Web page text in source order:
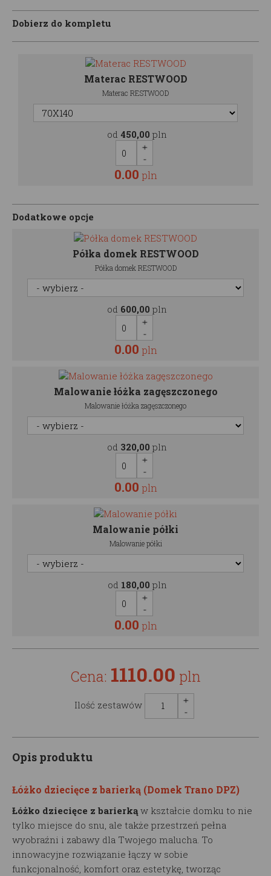
Dobierz do kompletu
Materac RESTWOOD
Materac RESTWOOD
od 450,00 pln
0.00 pln
Dodatkowe opcje
Półka domek RESTWOOD
Półka domek RESTWOOD
od 600,00 pln
0.00 pln
Malowanie łóżka zagęszczonego
Malowanie łóżka zagęszczonego
od 320,00 pln
0.00 pln
Malowanie półki
Malowanie półki
od 180,00 pln
0.00 pln
Cena: 1110.00 pln
Ilość zestawów
Opis produktu
Łóżko dziecięce z barierką (Domek Trano DPZ)
Łóżko dziecięce z barierką w kształcie domku to nie
tylko miejsce do snu, ale także przestrzeń pełna
wyobraźni i zabawy dla Twojego malucha. To
innowacyjne rozwiązanie łączy w sobie
funkcjonalność, komfort oraz estetykę, tworząc